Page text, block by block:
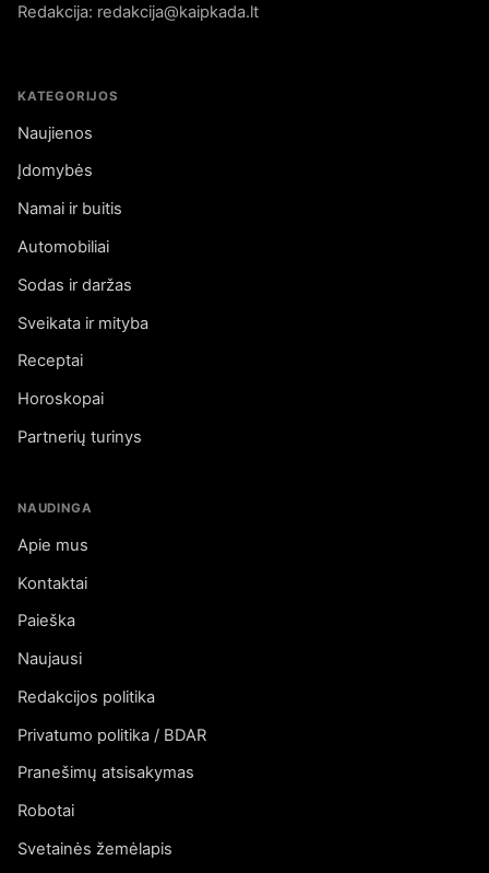
Redakcija: redakcija@kaipkada.lt
KATEGORIJOS
Naujienos
Įdomybės
Namai ir buitis
Automobiliai
Sodas ir daržas
Sveikata ir mityba
Receptai
Horoskopai
Partnerių turinys
NAUDINGA
Apie mus
Kontaktai
Paieška
Naujausi
Redakcijos politika
Privatumo politika / BDAR
Pranešimų atsisakymas
Robotai
Svetainės žemėlapis